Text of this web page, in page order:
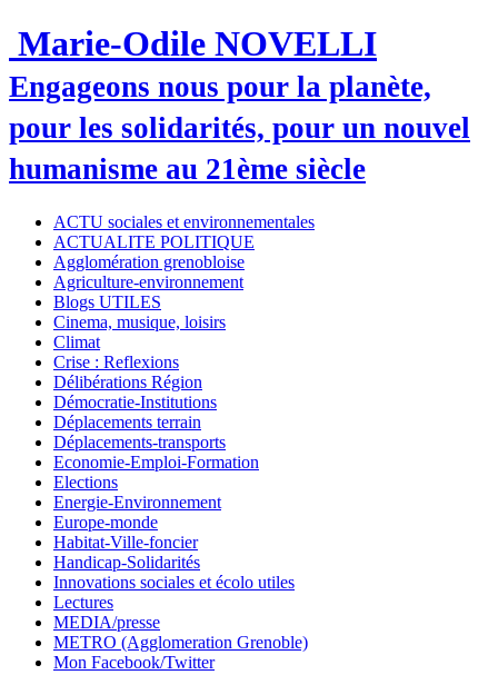
Marie-Odile NOVELLI
Engageons nous pour la planète,
pour les solidarités, pour un nouvel
humanisme au 21ème siècle
ACTU sociales et environnementales
ACTUALITE POLITIQUE
Agglomération grenobloise
Agriculture-environnement
Blogs UTILES
Cinema, musique, loisirs
Climat
Crise : Reflexions
Délibérations Région
Démocratie-Institutions
Déplacements terrain
Déplacements-transports
Economie-Emploi-Formation
Elections
Energie-Environnement
Europe-monde
Habitat-Ville-foncier
Handicap-Solidarités
Innovations sociales et écolo utiles
Lectures
MEDIA/presse
METRO (Agglomeration Grenoble)
Mon Facebook/Twitter